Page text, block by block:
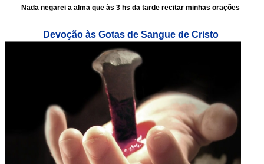
Nada negarei a alma que às 3 hs da tarde recitar minhas orações
Devoção às Gotas de Sangue de Cristo